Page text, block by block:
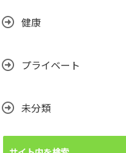
健康
プライベート
未分類